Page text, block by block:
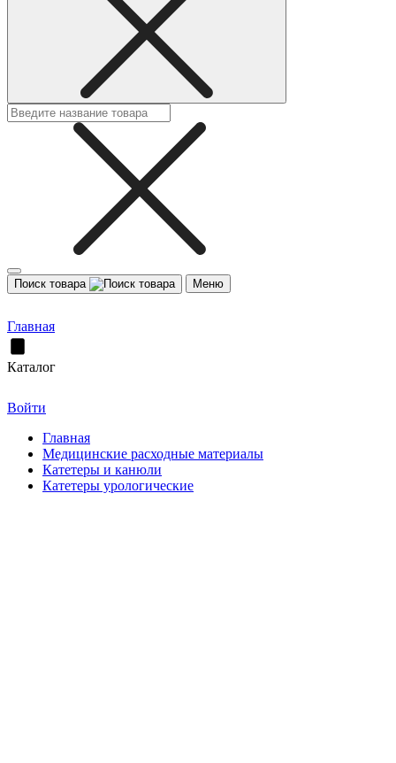
Поиск товара Меню
Главная
Каталог
Войти
Главная
Медицинские расходные материалы
Катетеры и канюли
Катетеры урологические